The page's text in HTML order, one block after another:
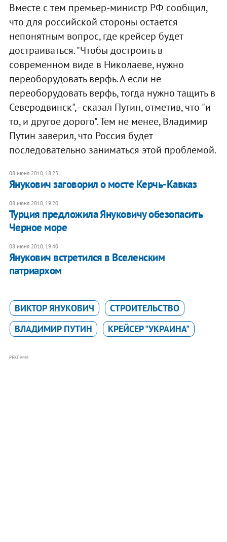
Вместе с тем премьер-министр РФ сообщил,
что для российской стороны остается
непонятным вопрос, где крейсер будет
достраиваться. "Чтобы достроить в
современном виде в Николаеве, нужно
переоборудовать верфь. А если не
переоборудовать верфь, тогда нужно тащить в
Северодвинск", - сказал Путин, отметив, что "и
то, и другое дорого". Тем не менее, Владимир
Путин заверил, что Россия будет
последовательно заниматься этой проблемой.
08 июня 2010, 18:25
Янукович заговорил о мосте Керчь-Кавказ
08 июня 2010, 19:20
Турция предложила Януковичу обезопасить
Черное море
08 июня 2010, 19:40
Янукович встретился в Вселенским
патриархом
ВИКТОР ЯНУКОВИЧ
СТРОИТЕЛЬСТВО
ВЛАДИМИР ПУТИН
КРЕЙСЕР "УКРАИНА"
РЕКЛАМА